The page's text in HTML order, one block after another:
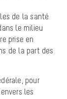
de la santé
le milieu
prise en
de la part des
pour
les